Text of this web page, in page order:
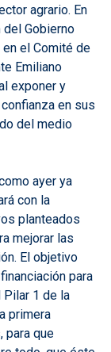
agrario. En
Gobierno
el Comité de
Emiliano
exponer y
en sus
del medio
ayer ya
con la
planteados
mejorar las
El objetivo
para
Pilar 1 de la
primera
para que